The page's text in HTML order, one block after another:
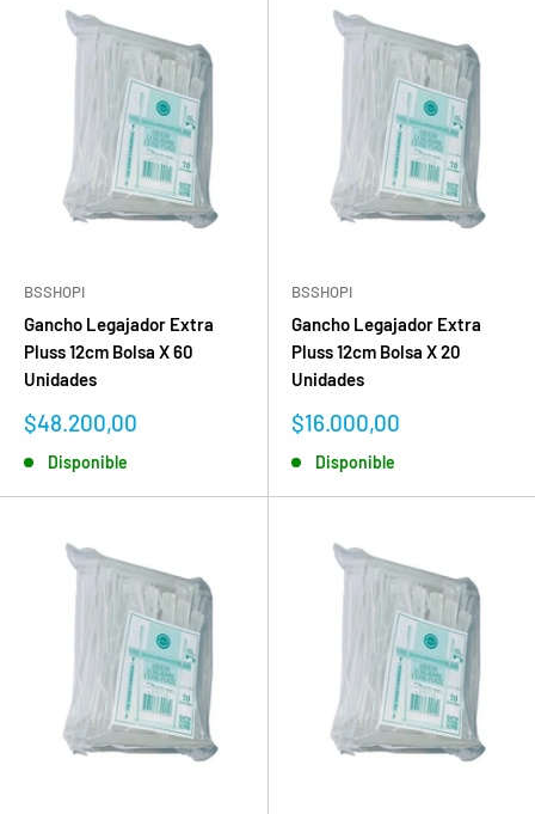
BSSHOPI
Gancho Legajador Extra
Pluss 12cm Bolsa X 60
Unidades
Precio
venta
$48.200,00
Disponible
BSSHOPI
Gancho Legajador Extra
Pluss 12cm Bolsa X 20
Unidades
Precio
venta
$16.000,00
Disponible